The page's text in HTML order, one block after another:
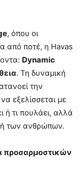
, όπου οι
από ποτέ, η Havas
Dynamic
. Τη δυναμική
την
εξελίσσεται με
ή τι πουλάει, αλλά
των ανθρώπων.
προσαρμοστικών